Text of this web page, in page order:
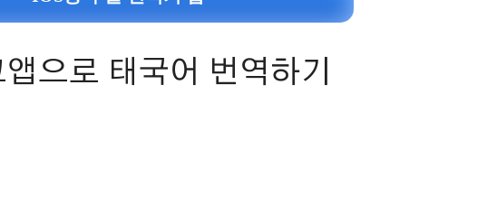
으로 태국어 번역하기